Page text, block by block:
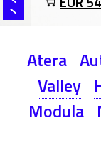
Atera
Valley
Modula